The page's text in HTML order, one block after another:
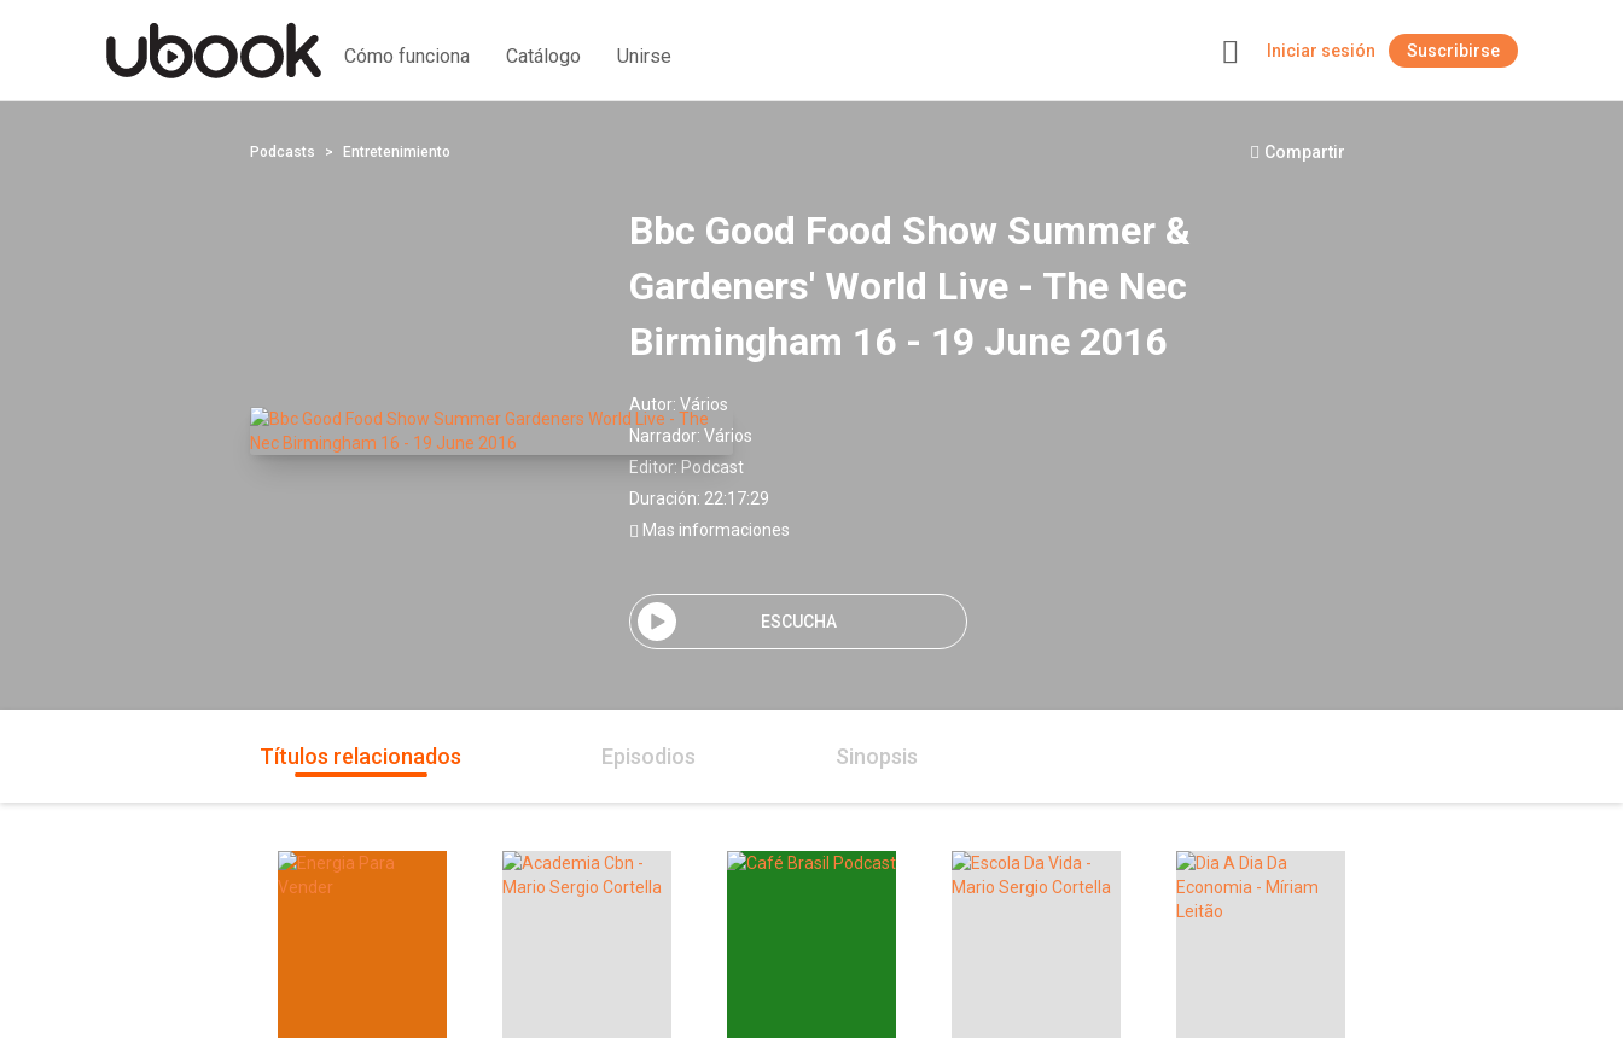
Cómo funciona Catálogo Unirse Iniciar sesión Suscribirse
Podcasts Entretenimiento Compartir
Bbc Good Food Show Summer &
Gardeners' World Live - The Nec
Birmingham 16 - 19 June 2016
Autor: Vários
Narrador: Vários
Editor: Podcast
Duración: 22:17:29
Mas informaciones
ESCUCHA
Títulos relacionados Episodios Sinopsis